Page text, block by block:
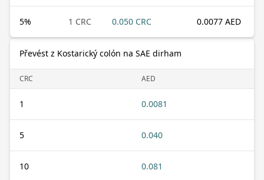
5% 1 CRC 0.050 CRC 0.0077 AED
Převést z Kostarický colón na SAE dirham
CRC AED
1 0.0081
5 0.040
10 0.081